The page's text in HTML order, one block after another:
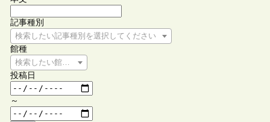
記事種別
検索したい記事種別を選択してください
館種
検索したい館種を選択してください
投稿日
～